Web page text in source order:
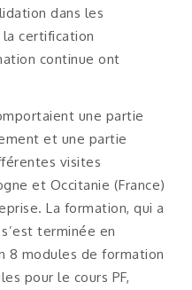
dans les
certification
continue ont
une partie
et une partie
visites
et Occitanie (France)
La formation, qui a
terminée en
8 modules de formation
pour le cours PF,